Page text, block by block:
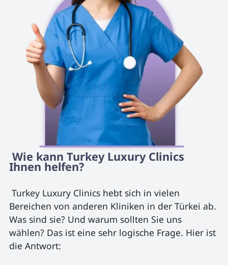
Ihnen helfen?
Bereichen von anderen Kliniken in der Türkei ab.
Was sind sie? Und warum sollten Sie uns
wählen? Das ist eine sehr logische Frage. Hier ist
die Antwort: